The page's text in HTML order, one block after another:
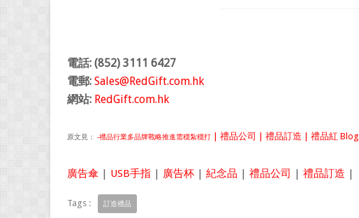
電話: (852) 3111 6427
電郵: Sales@RedGift.com.hk
網站: RedGift.com.hk
原文見： -禮品行業多品牌戰略推進需穩紮穩打 | 禮品公司 | 禮品訂造 | 禮品紅 Blog
廣告傘 | USB手指 | 廣告杯 | 紀念品 | 禮品公司 | 禮品訂造 |
Tags : 訂造禮品